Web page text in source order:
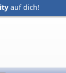
auf dich!